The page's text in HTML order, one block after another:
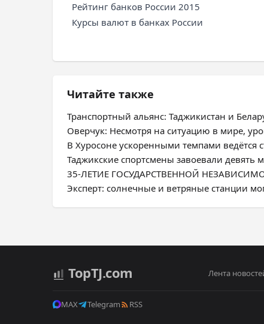
Рейтинг банков России 2015
Курсы валют в банках России
Читайте также
Транспортный альянс: Таджикистан и
Оверчук: Несмотря на ситуацию в мире,
В Хуросоне ускоренными темпами ведётся
Таджикские спортсмены завоевали
35-ЛЕТИЕ ГОСУДАРСТВЕННОЙ
Эксперт: солнечные и ветряные станции
TopTJ.com Лента
MAX Telegram RSS